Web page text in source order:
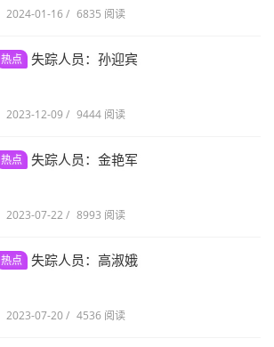
2024-01-16/ 6835 阅读
热点 失踪人员：孙迎宾
2023-12-09 / 9444 阅读
热点 失踪人员：金艳军
2023-07-22 / 8993 阅读
热点 失踪人员：高淑娥
2023-07-20/ 4536 阅读